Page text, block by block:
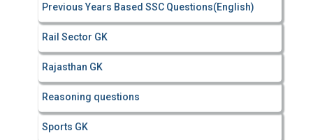
Previous Years Based SSC Questions(English)
Rail Sector GK
Rajasthan GK
Reasoning questions
Sports GK